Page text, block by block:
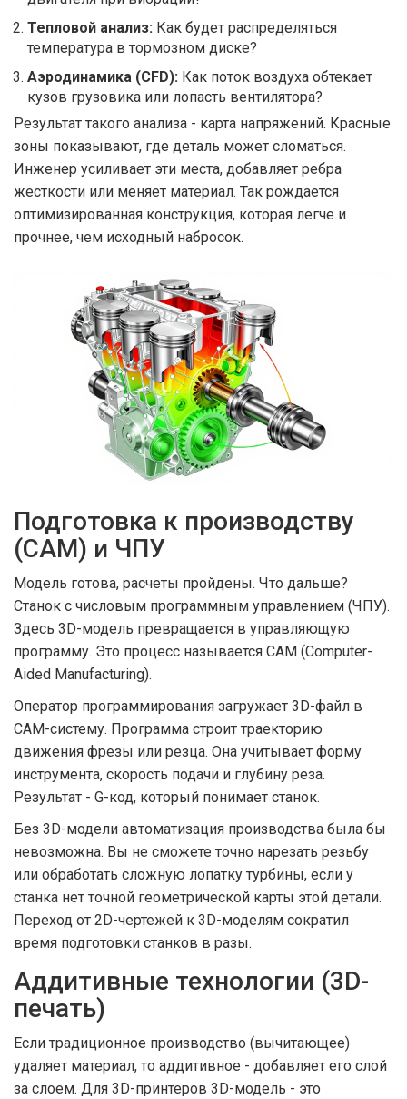
Тепловой анализ: Как будет распределяться
температура в тормозном диске?
Аэродинамика (CFD): Как поток воздуха обтекает
кузов грузовика или лопасть вентилятора?
Результат такого анализа - карта напряжений. Красные
зоны показывают, где деталь может сломаться.
Инженер усиливает эти места, добавляет ребра
жесткости или меняет материал. Так рождается
оптимизированная конструкция, которая легче и
прочнее, чем исходный набросок.
Подготовка к производству
(CAM) и ЧПУ
Модель готова, расчеты пройдены. Что дальше?
Станок с числовым программным управлением (ЧПУ).
Здесь 3D-модель превращается в управляющую
программу. Это процесс называется CAM (Computer-
Aided Manufacturing).
Оператор программирования загружает 3D-файл в
CAM-систему. Программа строит траекторию
движения фрезы или резца. Она учитывает форму
инструмента, скорость подачи и глубину реза.
Результат - G-код, который понимает станок.
Без 3D-модели автоматизация производства была бы
невозможна. Вы не сможете точно нарезать резьбу
или обработать сложную лопатку турбины, если у
станка нет точной геометрической карты этой детали.
Переход от 2D-чертежей к 3D-моделям сократил
время подготовки станков в разы.
Аддитивные технологии (3D-
печать)
Если традиционное производство (вычитающее)
удаляет материал, то аддитивное - добавляет его слой
за слоем. Для 3D-принтеров 3D-модель - это